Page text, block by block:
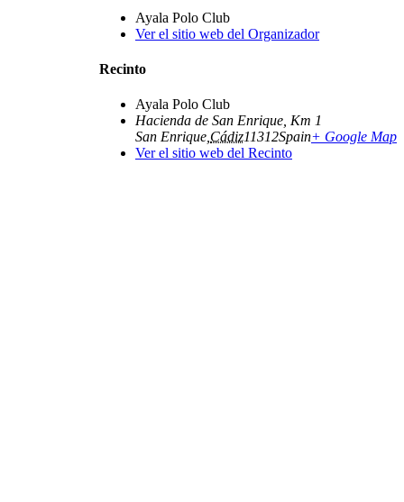
Ayala Polo Club
Ver el sitio web del Organizador
Recinto
Ayala Polo Club
Hacienda de San Enrique, Km 1
San Enrique Cádiz11312Spain+ Google Map
Ver el sitio web del Recinto